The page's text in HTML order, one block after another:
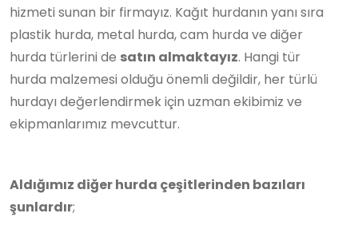
hizmeti sunan bir firmayız. Kağıt hurdanın yanı sıra
plastik hurda, metal hurda, cam hurda ve diğer
hurda türlerini de satın almaktayız. Hangi tür
hurda malzemesi olduğu önemli değildir, her türlü
hurdayı değerlendirmek için uzman ekibimiz ve
ekipmanlarımız mevcuttur.
Aldığımız diğer hurda çeşitlerinden bazıları
şunlardır;